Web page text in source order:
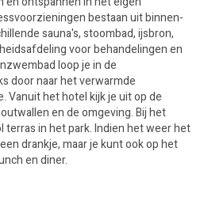
bestaan uit binnen-
sauna's, stoombad, ijsbron,
voor behandelingen en
loop je in de
door naar het verwarmde
Vanuit het hotel kijk je uit op de
en de omgeving. Bij het
in het park. Indien het weer het
drankje, maar je kunt ook op het
en diner.